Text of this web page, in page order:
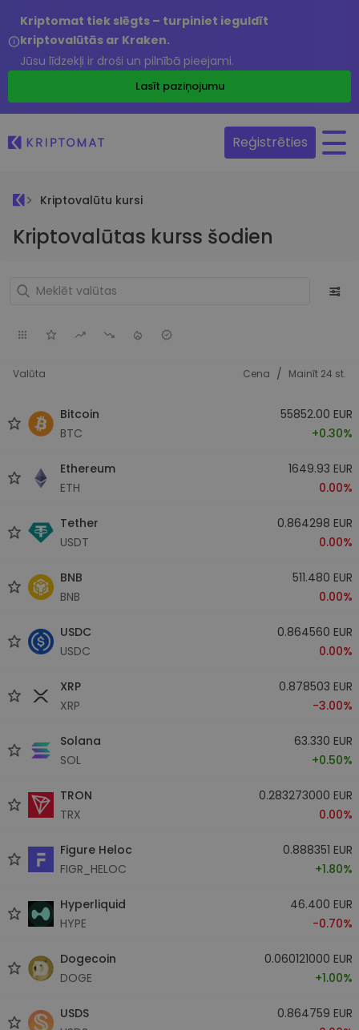
Kriptomat tiek slēgts – turpiniet ieguldīt
kriptovalūtās ar Kraken.
Jūsu līdzekļi ir droši un pilnībā pieejami.
Lasīt paziņojumu
Reģistrēties
Kriptovalūtu kursi
Kriptovalūtas kurss šodien
Valūta Cena / Mainīt 24 st.
Bitcoin
BTC
55852.00 EUR
+0.30%
Ethereum
ETH
1649.93 EUR
0.00%
Tether
USDT
0.864298 EUR
0.00%
BNB
BNB
511.480 EUR
0.00%
USDC
USDC
0.864560 EUR
0.00%
XRP
XRP
0.878503 EUR
-3.00%
Solana
SOL
63.330 EUR
+0.50%
TRON
TRX
0.283273000 EUR
0.00%
Figure Heloc
FIGR_HELOC
0.888351 EUR
+1.80%
Hyperliquid
HYPE
46.400 EUR
-0.70%
Dogecoin
DOGE
0.060121000 EUR
+1.00%
USDS
0.864759 EUR